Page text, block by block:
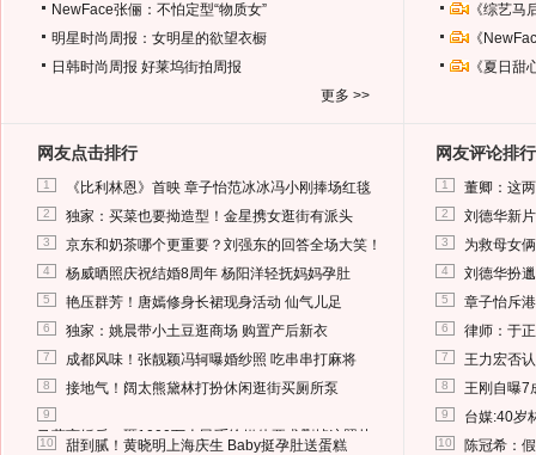
NewFace张俪：不怕定型“物质女”
明星时尚周报：女明星的欲望衣橱
日韩时尚周报 好莱坞街拍周报
更多 >>
《综艺
《
《夏日
网友点击排行
1 《比利林恩》首映 章子怡范冰冰冯小刚捧场红毯
2 独家：买菜也要拗造型！金星携女逛街有派头
3 京东和奶茶哪个更重要？刘强东的回答全场大笑！
4 杨威晒照庆祝结婚8周年 杨阳洋轻抚妈妈孕肚
5 艳压群芳！唐嫣修身长裙现身活动 仙气儿足
6 独家：姚晨带小土豆逛商场 购置产后新衣
7 成都风味！张靓颖冯轲曝婚纱照 吃串串打麻将
8 接地气！阔太熊黛林打扮休闲逛街买厕所泵
9
马蓉离婚后，砸1000万人民币给媒体要求删掉这照片
10 甜到腻！黄晓明上海庆生 Baby挺孕肚送蛋糕
网友评论排行
1 董卿：这
2 刘德华新
3 为救母女
4 刘德华扮
5 章子怡斥
6 律师：于
7 王力宏否
8 王刚自曝7
9 台媒:40岁
10 陈冠希：